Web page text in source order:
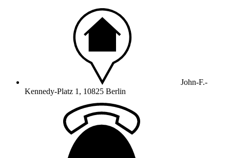
John-F.-
Kennedy-Platz 1, 10825 Berlin